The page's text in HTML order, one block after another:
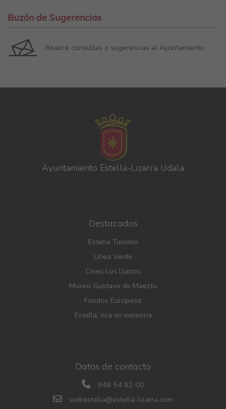
Buzón de Sugerencias
Realice consultas o sugerencias al Ayuntamiento
Ayuntamiento Estella-Lizarra Udala
Destacados
Estella Turismo
Línea Verde
Cines Los Llanos
Museo Gustavo de Maeztu
Fondos Europeos
Estella, rica en memoria
Datos de contacto
948 54 82 00
webestella@estella-lizarra.com